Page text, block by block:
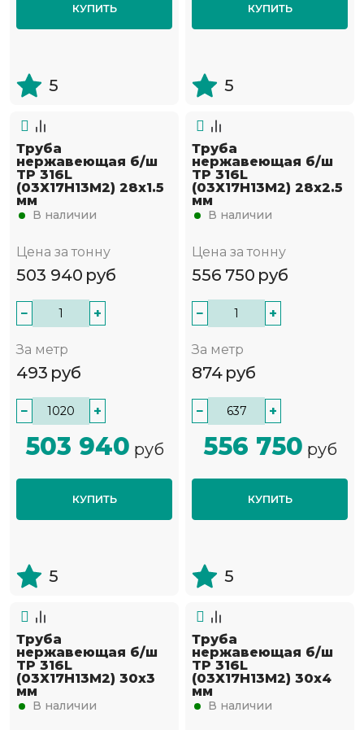
КУПИТЬ
5
КУПИТЬ
5
Труба
нержавеющая б/ш
TP 316L
(03Х17Н13М2) 28х1.5
мм
В наличии
Цена за тонну
503 940 руб
− +
За метр
493 руб
− +
503 940 руб
КУПИТЬ
5
Труба
нержавеющая б/ш
TP 316L
(03Х17Н13М2) 28х2.5
мм
В наличии
Цена за тонну
556 750 руб
− +
За метр
874 руб
− +
556 750 руб
КУПИТЬ
5
Труба
нержавеющая б/ш
TP 316L
(03Х17Н13М2) 30х3
мм
В наличии
Труба
нержавеющая б/ш
TP 316L
(03Х17Н13М2) 30х4
мм
В наличии